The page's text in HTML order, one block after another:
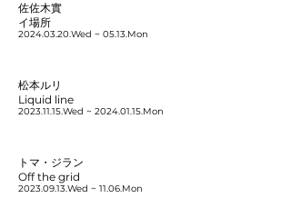
イ場所
佐佐木實
2024.03.20.Wed ~ 05.13.Mon
Liquid line
松本ルリ
2023.11.15.Wed ~ 2024.01.15.Mon
Off the grid
トマ・ジラン
2023.09.13.Wed ~ 11.06.Mon